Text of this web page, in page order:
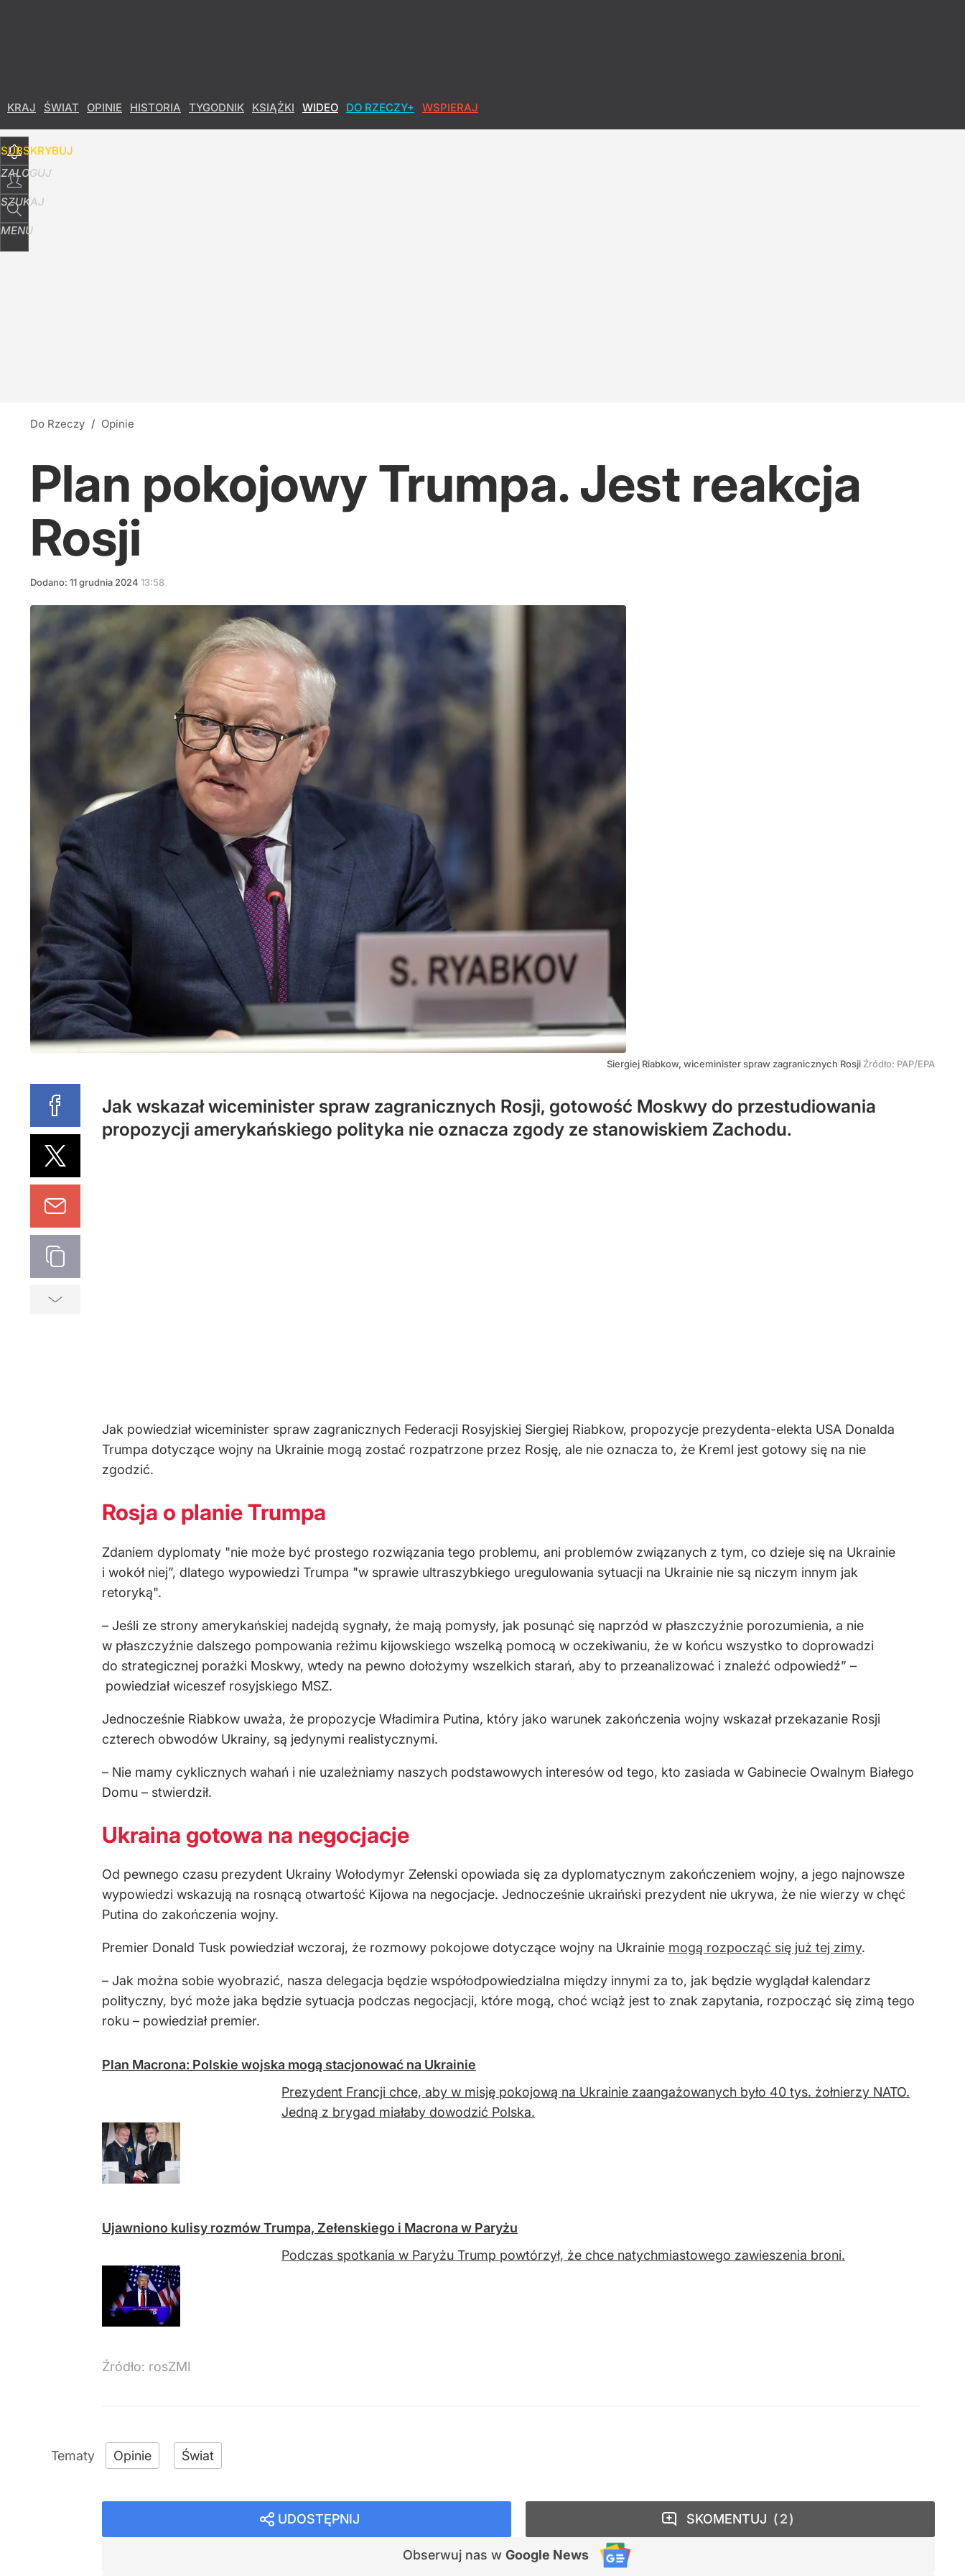
KRAJ ŚWIAT OPINIE HISTORIA TYGODNIK KSIĄŻKI WIDEO DO RZECZY+ WSPIERAJ
SUBSKRYBUJ
ZALOGUJ
SZUKAJ
MENU
Do Rzeczy / Opinie
Plan pokojowy Trumpa. Jest reakcja
Rosji
Dodano: 11grudnia 2024 13:58
Siergiej Riabkow, wiceminister spraw zagranicznych Rosji Źródło: PAP/EPA
Jak wskazał wiceminister spraw zagranicznych Rosji, gotowość Moskwy do przestudiowania
propozycji amerykańskiego polityka nie oznacza zgody ze stanowiskiem Zachodu.
Jak powiedział wiceminister spraw zagranicznych Federacji Rosyjskiej Siergiej Riabkow, propozycje prezydenta-elekta USA Donalda
Trumpa dotyczące wojny na Ukrainie mogą zostać rozpatrzone przez Rosję, ale nie oznacza to, że Kreml jest gotowy się na nie
zgodzić.
Rosja o planie Trumpa
Zdaniem dyplomaty "nie może być prostego rozwiązania tego problemu, ani problemów związanych z tym, co dzieje się na Ukrainie
i wokół niej”, dlatego wypowiedzi Trumpa "w sprawie ultraszybkiego uregulowania sytuacji na Ukrainie nie są niczym innym jak
retoryką".
– Jeśli ze strony amerykańskiej nadejdą sygnały, że mają pomysły, jak posunąć się naprzód w płaszczyźnie porozumienia, a nie
w płaszczyźnie dalszego pompowania reżimu kijowskiego wszelką pomocą w oczekiwaniu, że w końcu wszystko to doprowadzi
do strategicznej porażki Moskwy, wtedy na pewno dołożymy wszelkich starań, aby to przeanalizować i znaleźć odpowiedź” –
powiedział wiceszef rosyjskiego MSZ.
Jednocześnie Riabkow uważa, że propozycje Władimira Putina, który jako warunek zakończenia wojny wskazał przekazanie Rosji
czterech obwodów Ukrainy, są jedynymi realistycznymi.
– Nie mamy cyklicznych wahań i nie uzależniamy naszych podstawowych interesów od tego, kto zasiada w Gabinecie Owalnym Białego
Domu – stwierdził.
Ukraina gotowa na negocjacje
Od pewnego czasu prezydent Ukrainy Wołodymyr Zełenski opowiada się za dyplomatycznym zakończeniem wojny, a jego najnowsze
wypowiedzi wskazują na rosnącą otwartość Kijowa na negocjacje. Jednocześnie ukraiński prezydent nie ukrywa, że nie wierzy w chęć
Putina do zakończenia wojny.
Premier Donald Tusk powiedział wczoraj, że rozmowy pokojowe dotyczące wojny na Ukrainie mogą rozpocząć się już tej zimy.
– Jak można sobie wyobrazić, nasza delegacja będzie współodpowiedzialna między innymi za to, jak będzie wyglądał kalendarz
polityczny, być może jaka będzie sytuacja podczas negocjacji, które mogą, choć wciąż jest to znak zapytania, rozpocząć się zimą tego
roku – powiedział premier.
Plan Macrona: Polskie wojska mogą stacjonować na Ukrainie
Prezydent Francji chce, aby w misję pokojową na Ukrainie zaangażowanych było 40 tys. żołnierzy NATO.
Jedną z brygad miałaby dowodzić Polska.
Ujawniono kulisy rozmów Trumpa, Zełenskiego i Macrona w Paryżu
Podczas spotkania w Paryżu Trump powtórzył, że chce natychmiastowego zawieszenia broni.
Źródło: rosZMI
Opinie Świat
UDOSTĘPNIJ
Obserwuj nas w Google News
SKOMENTUJ 2